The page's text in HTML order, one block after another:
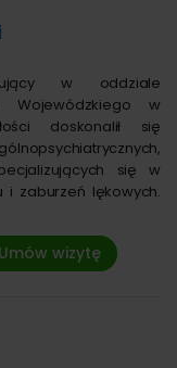
w oddziale
Wojewódzkiego w
doskonalił się
się w
i zaburzeń lękowych.
Umów wizytę